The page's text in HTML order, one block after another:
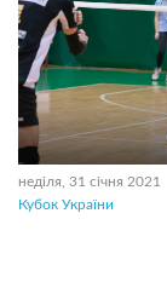
неділя, 31 січня 2021
Кубок України